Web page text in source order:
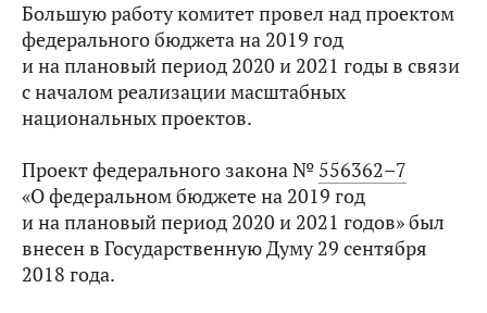
Большую работу комитет провел над проектом
федерального бюджета на 2019 год
и на плановый период 2020 и 2021 годы в связи
с началом реализации масштабных
национальных проектов.
Проект федерального закона № 556362–7
«О федеральном бюджете на 2019 год
и на плановый период 2020 и 2021 годов» был
внесен в Государственную Думу 29 сентября
2018 года.